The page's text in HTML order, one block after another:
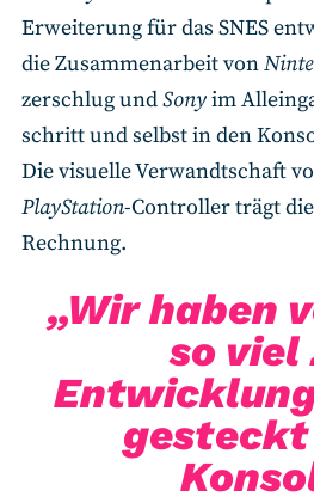
Erweiterung für das SNES
die Zusammenarbeit von
zerschlug undSonyim
schritt und selbst in den
Die visuelle Verwandtschaft
PlayStation-Controller trägt
Rechnung.
„Wir haben
so viel